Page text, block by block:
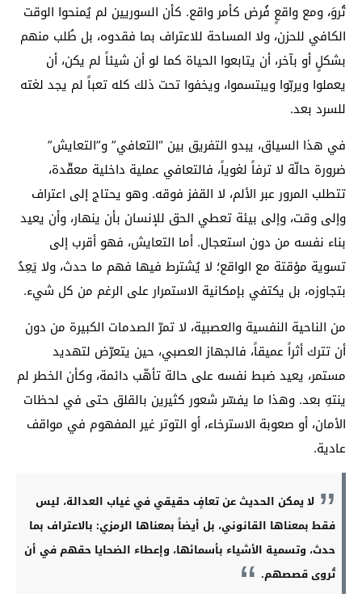
تُروَ، ومع واقعٍ فُرض كأمر واقع. كأن السوريين لم يُمنحوا الوقت
الكافي للحزن، ولا المساحة للاعتراف بما فقدوه، بل طُلب منهم
بشكلٍ أو بآخر، أن يتابعوا الحياة كما لو أن شيئاً لم يكن، أن
يعملوا ويربّوا ويبتسموا، ويخفوا تحت ذلك كله تعباً لم يجد لغته
للسرد بعد.
في هذا السياق، يبدو التفريق بين “التعافي” و”التعايش”
ضرورة حالّة لا ترفاً لغوياً، فالتعافي عملية داخلية معقّدة،
تتطلب المرور عبر الألم، لا القفز فوقه. وهو يحتاج إلى اعتراف
وإلى وقت، وإلى بيئة تعطي الحق للإنسان بأن ينهار، وأن يعيد
بناء نفسه من دون استعجال. أما التعايش، فهو أقرب إلى
تسوية مؤقتة مع الواقع؛ لا يُشترط فيها فهم ما حدث، ولا يَعِدُ
بتجاوزه، بل يكتفي بإمكانية الاستمرار على الرغم من كل شيء.
من الناحية النفسية والعصبية، لا تمرّ الصدمات الكبيرة من دون
أن تترك أثراً عميقاً، فالجهاز العصبي، حين يتعرّض لتهديد
مستمر، يعيد ضبط نفسه على حالة تأهّب دائمة، وكأن الخطر لم
ينتهِ بعد. وهذا ما يفسّر شعور كثيرين بالقلق حتى في لحظات
الأمان، أو صعوبة الاسترخاء، أو التوتر غير المفهوم في مواقف
عادية.
لا يمكن الحديث عن تعافٍ حقيقي في غياب العدالة، ليس
فقط بمعناها القانوني، بل أيضاً بمعناها الرمزي: بالاعتراف بما
حدث، وتسمية الأشياء بأسمائها، وإعطاء الضحايا حقهم في أن
تُروى قصصهم.